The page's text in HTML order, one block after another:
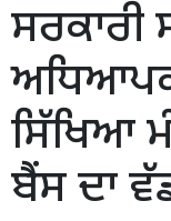
ਸਰਕਾਰੀ
ਸਿੱਖਿਆ
ਬੈਂਸ ਦਾ